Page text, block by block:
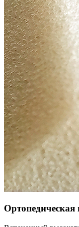
Ортопедическая